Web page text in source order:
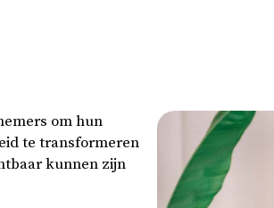
om hun
te transformeren
kunnen zijn